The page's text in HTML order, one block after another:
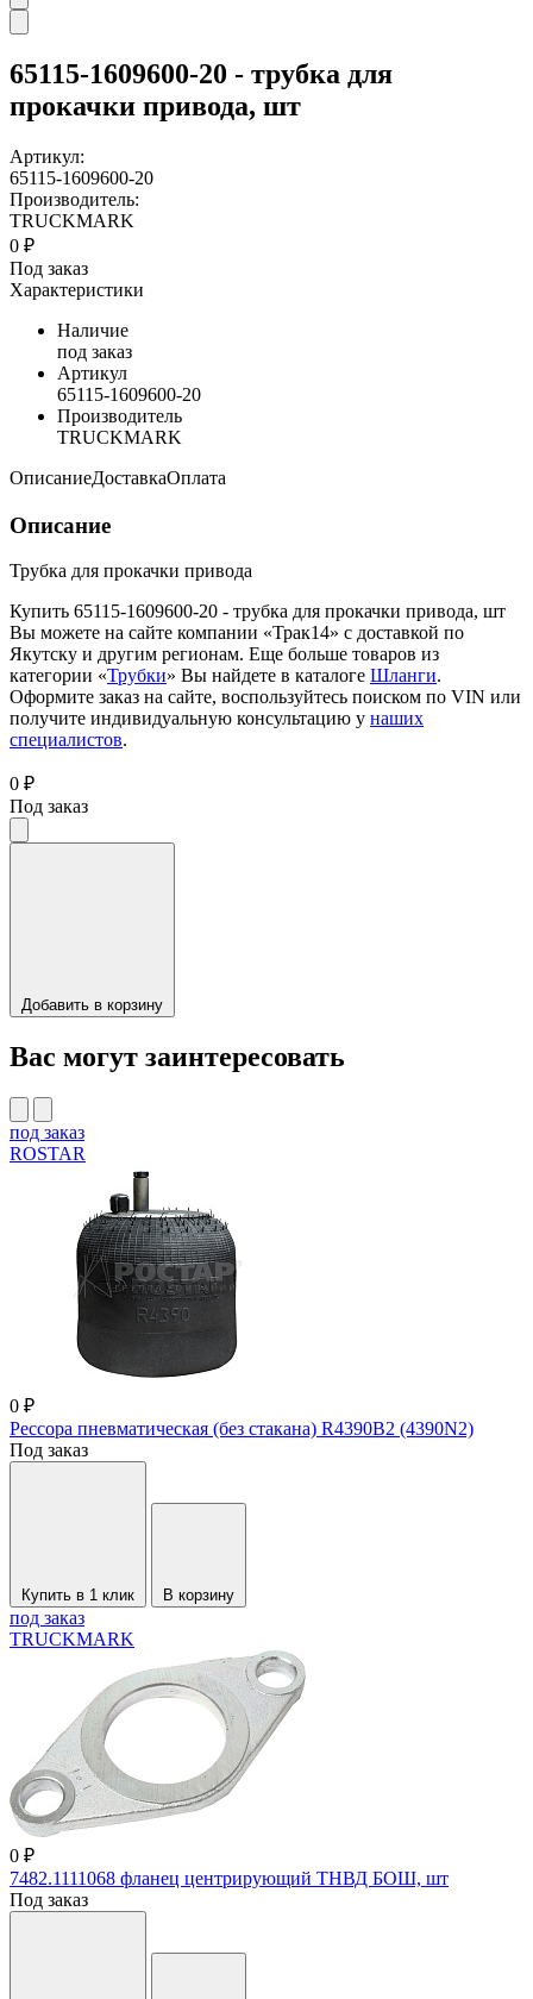
65115-1609600-20 - трубка для
прокачки привода, шт
Артикул:
65115-1609600-20
Производитель:
TRUCKMARK
0 ₽
Под заказ
Характеристики
Наличие
под заказ
Артикул
65115-1609600-20
Производитель
TRUCKMARK
ОписаниеДоставкаОплата
Описание
Трубка для прокачки привода
Купить 65115-1609600-20 - трубка для прокачки привода, шт
Вы можете на сайте компании «Трак14» с доставкой по
Якутску и другим регионам. Еще больше товаров из
категории «Трубки» Вы найдете в каталоге Шланги.
Оформите заказ на сайте, воспользуйтесь поиском по VIN или
получите индивидуальную консультацию у наших
специалистов.
0 ₽
Под заказ
Добавить в корзину
Вас могут заинтересовать
под заказ
ROSTAR
0 ₽
Рессора пневматическая (без стакана) R4390B2 (4390N2)
Под заказ
Купить в 1 клик В корзину
под заказ
TRUCKMARK
0 ₽
7482.1111068 фланец центрирующий ТНВД БОШ, шт
Под заказ